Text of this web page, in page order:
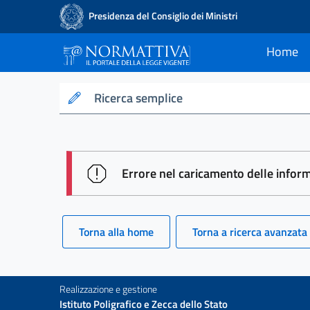
Presidenza del Consiglio dei Ministri
Normattiva - Il
Home
current
Ricerca semplice
session id:
Errore nel caricamento delle
Torna alla home Torna a ricerca avanzata
Realizzazione e gestione
Istituto Poligrafico e Zecca dello Stato